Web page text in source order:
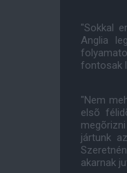
"Sokkal
Anglia
fontosak
"Nem
elsõ
jártunk
akarnak